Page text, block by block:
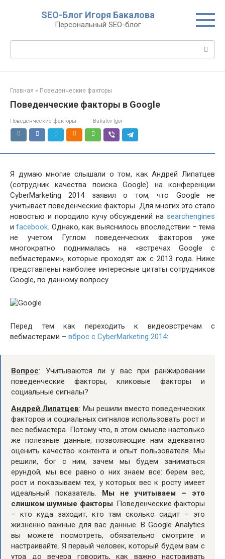
SEO-Блог Игоря Бакалова
Персональный SEO-блог
Поиск:
Главная » Поведенческие факторы
Поведенческие факторы в Google
Поведенческие факторы Bakalov Igor
Я думаю многие слышали о том, как Андрей Липатцев
(сотрудник качества поиска Google) на конференции
CyberMarketing 2014 заявил о том, что Google не
учитывает поведенческие факторы. Для многих это стало
новостью и породило кучу обсуждений на searchengines
иfacebook. Однако, как выяснилось впоследствии – тема
не учетом Гуглом поведенческих факторов уже
многократно поднималась на «встречах Google с
вебмастерами», которые проходят аж с 2013 года. Ниже
представлены наиболее интересные цитаты сотрудников
Google, по данному вопросу.
Перед тем как переходить к видеовстречам с
вебмастерами – вброс с CyberMarketing 2014:
Вопрос: Учитываются ли у вас при ранжировании
поведенческие факторы, кликовые факторы и
социальные сигналы?
Андрей Липатцев: Мы решили вместо поведенческих
факторов и социальных сигналов использовать рост и
вес вебмастера. Потому что, в этом смысле настолько
же полезные данные, позволяющие нам адекватно
оценить качество контента и опыт пользователя. Мы
решили, бог с ним, зачем мы будем заниматься
ерундой, мы все равно о них знаем все: берем вес,
рост и показываем тех, у которых вес к росту имеет
идеальный показатель. Мы не учитываем – это
слишком шумные факторы. Поведенческие факторы
– кто куда заходит, кто там сколько сидит – это
жизненно важные для вас данные. В Google Analytics
вы можете посмотреть, обязательно смотрите и
настраивайте. Я первый человек, который будем вам с
утра до вечера говорить, как важно настраивать